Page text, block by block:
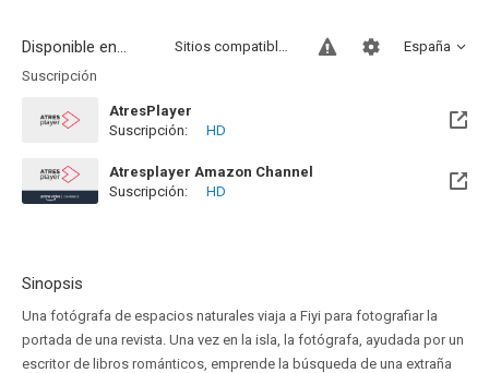
Disponible en... España
Sitios compatibles
Suscripción
AtresPlayer
Suscripción:
HD
Atresplayer Amazon Channel
Suscripción:
HD
Sinopsis
Una fotógrafa de espacios naturales viaja a Fiyi para fotografiar la
portada de una revista. Una vez en la isla, la fotógrafa, ayudada por un
escritor de libros románticos, emprende la búsqueda de una extraña